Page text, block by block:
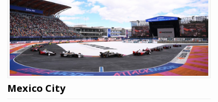
Mexico City